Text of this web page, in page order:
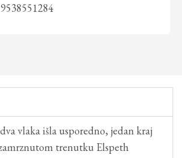
vlaka išla usporedno, jedan kraj
trenutku Elspeth